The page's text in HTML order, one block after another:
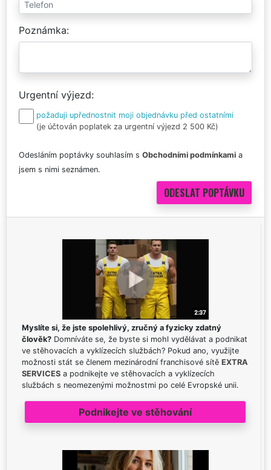
Poznámka
Urgentní výjezd
požaduji upřednostnit moji objednávku před ostatními
(je účtován poplatek za urgentní výjezd 2 500 Kč)
Odesláním poptávky souhlasím s Obchodními podmínkami a
jsem s nimi seznámen.
Myslíte si, že jste spolehlivý, zručný a fyzicky zdatný
člověk? Domníváte se, že byste si mohl vydělávat a podnikat
ve stěhovacích a vyklízecích službách? Pokud ano, využijte
možnosti stát se členem mezinárodní franchisové sítě EXTRA
SERVICES a podnikejte ve stěhovacích a vyklízecích
službách s neomezenými možnostmi po celé Evropské unii.
Podnikejte ve stěhování